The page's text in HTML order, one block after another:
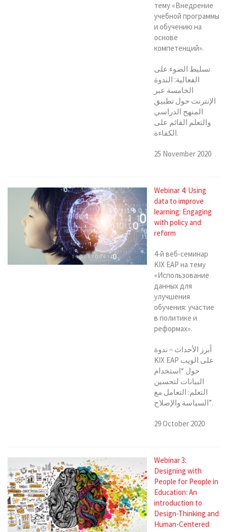
тему «Внедрение
учебной программы
и обучению на
основе
компетенций».
تسليط الضوء على
الفعالية: الندوة
الخامسة عبر
الإنترنت حول تطبيق
المنهج الدراسي
والتعلم القائم على
الكفاءة.
25 November 2020
Webinar 4: Using
data to improve
learning: Engaging
with policy and
reform
4-й веб-семинар
KIX EAP на тему
«Использование
данных для
улучшения
обучения: участие
в политике и
реформах».
أبرز الأحداث – ندوة
KIX EAP على الويب
حول “استخدام
البيانات لتحسين
التعلم: التعامل مع
السياسة والإصلاح”.
29 October 2020
Webinar 3:
Designing with
People for People in
Education: An
introduction to
Design-Thinking and
Human-Centered